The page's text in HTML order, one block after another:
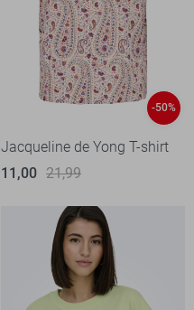
-50%
Jacqueline de Yong T-shirt
11,00 21,99